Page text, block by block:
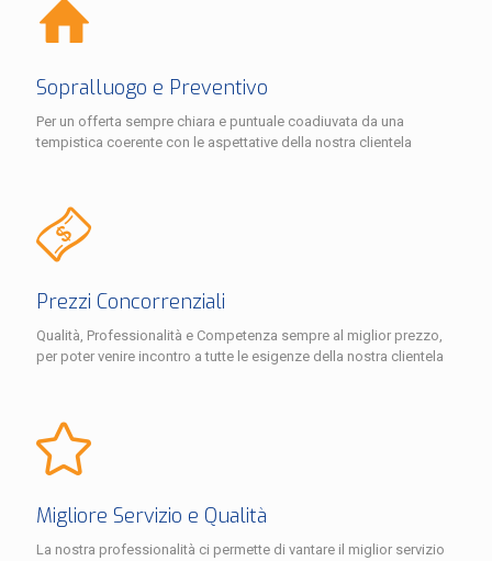
Sopralluogo e Preventivo
Per un offerta sempre chiara e puntuale coadiuvata da una
tempistica coerente con le aspettative della nostra clientela
Prezzi Concorrenziali
Qualità, Professionalità e Competenza sempre al miglior prezzo,
per poter venire incontro a tutte le esigenze della nostra clientela
Migliore Servizio e Qualità
La nostra professionalità ci permette di vantare il miglior servizio